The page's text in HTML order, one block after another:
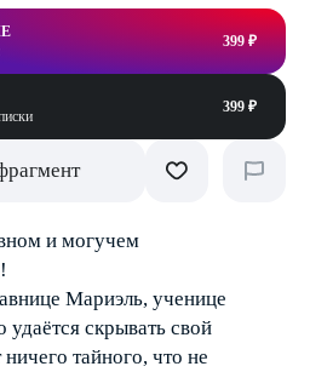
399 ₽
399 ₽
и могучем
Мариэль, ученице
скрывать свой
тайного, что не